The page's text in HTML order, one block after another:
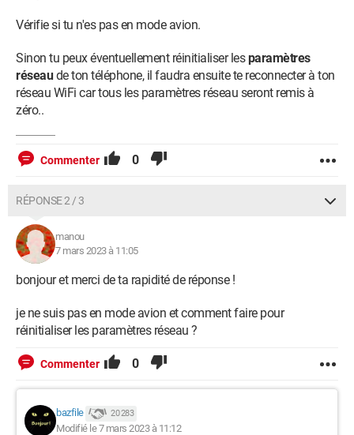
Vérifie si tu n'es pas en mode avion.
Sinon tu peux éventuellement réinitialiser lesparamètres
réseaude ton téléphone, il faudra ensuite te reconnecter à ton
réseau WiFi car tous les paramètres réseau seront remis à
zéro..
Commenter 0
RÉPONSE 2 / 3
manou
7 mars 2023 à 11:05
bonjour et merci de ta rapidité de réponse !
je ne suis pas en mode avion et comment faire pour
réinitialiser les paramètres réseau ?
Commenter 0
bazfile 20 283
Modifié le 7 mars 2023 à 11:12